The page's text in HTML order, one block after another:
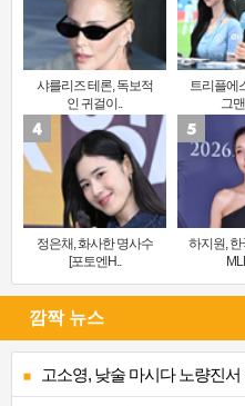
샤를리즈 테론, 독보적
인 귀걸이..
트리플에
그
정은채, 화사한 명사수
[포토엔H..
하지원, 한국 배우 최초
깜짝 뉴스
고소영, 낮술 마시다 노량진서